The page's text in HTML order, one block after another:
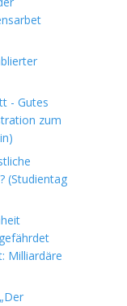
- Gutes
zum
(Studientag
Milliardäre